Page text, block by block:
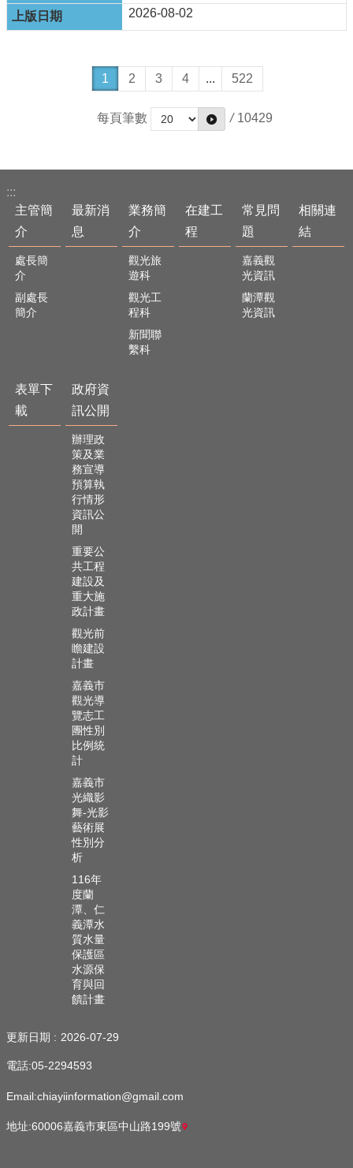
2026-08-02
1 2 3 4 ... 522
每頁筆數 / 10429
:::
主管簡
介
處長簡
介
副處長
簡介
最新消
息
業務簡
介
觀光旅
遊科
觀光工
程科
新聞聯
繫科
在建工
程
常見問
題
嘉義觀
光資訊
蘭潭觀
光資訊
相關連
結
表單下
載
政府資
訊公開
辦理政
策及業
務宣導
預算執
行情形
資訊公
開
重要公
共工程
建設及
重大施
政計畫
觀光前
瞻建設
計畫
嘉義市
觀光導
覽志工
團性別
比例統
計
嘉義市
光織影
舞-光影
藝術展
性別分
析
116年
度蘭
潭、仁
義潭水
質水量
保護區
水源保
育與回
饋計畫
更新日期 2026-07-29
電話:05-2294593
Email:chiayiinformation@gmail.com
地址:60006嘉義市東區中山路199號